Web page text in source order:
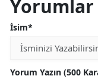
Yorumlar
İsim*
Yorum Yazın (500